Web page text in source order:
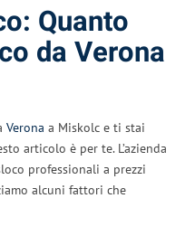
Quanto
da Verona
Verona a Miskolc e ti stai
articolo è per te. L’azienda
professionali a prezzi
alcuni fattori che